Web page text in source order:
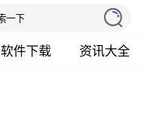
软件下载 资讯大全